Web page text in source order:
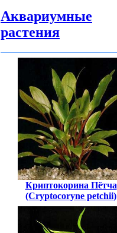
Аквариумные
растения
Криптокорина Пётча
(Cryptocoryne petchii)